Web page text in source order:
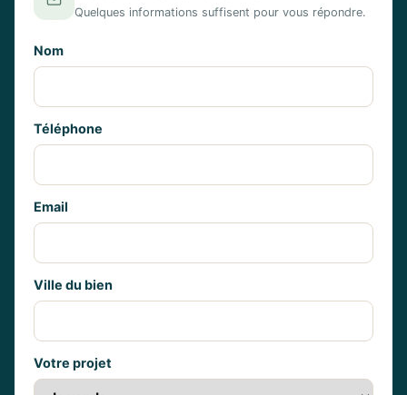
Quelques informations suffisent pour vous répondre.
Nom
Téléphone
Email
Ville du bien
Votre projet